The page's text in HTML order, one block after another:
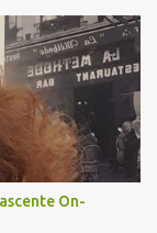
On-